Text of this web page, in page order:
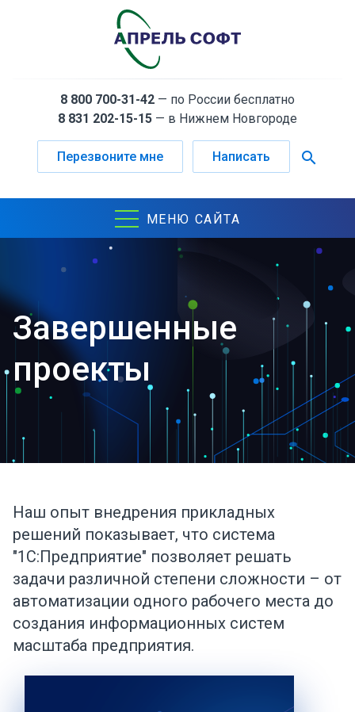
8 800 700-31-42 — по России бесплатно
8 831 202-15-15 — в Нижнем Новгороде
Перезвоните мне Написать search
МЕНЮ САЙТА
Завершенные
проекты
Наш опыт внедрения прикладных
решений показывает, что система
"1С:Предприятие" позволяет решать
задачи различной степени сложности – от
автоматизации одного рабочего места до
создания информационных систем
масштаба предприятия.